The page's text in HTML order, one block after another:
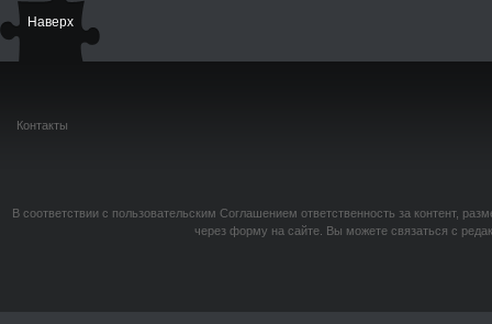
Наверх
Контакты
В соответствии с пользовательским Соглашением ответственность за контент,
через форму на сайте. Вы можете связаться с